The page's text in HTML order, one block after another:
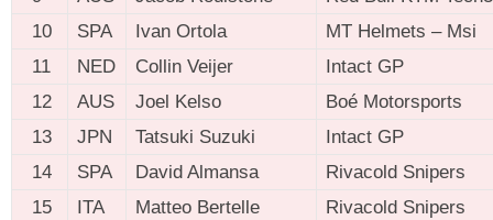
10
SPA Ivan Ortola
MT Helmets – Msi
11
NED Collin Veijer
Intact GP
12
AUS Joel Kelso
Boé Motorsports
13
JPN Tatsuki Suzuki
Intact GP
14
SPA David Almansa
Rivacold Snipers
15
ITA Matteo Bertelle
Rivacold Snipers